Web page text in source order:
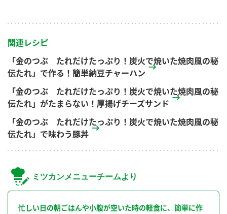
関連レシピ
「金のつぶ たれだけたっぷり！炭火で焼いた焼肉風の秘
伝たれ」で作る！簡単納豆チャーハン
「金のつぶ たれだけたっぷり！炭火で焼いた焼肉風の秘
伝たれ」がたまらない！厚揚げチーズサンド
「金のつぶ たれだけたっぷり！炭火で焼いた焼肉風の秘
伝たれ」で味わう豚丼
ミツカンメニューチームより
忙しい日の朝ごはんや小腹が空いた時の軽食に、簡単に作